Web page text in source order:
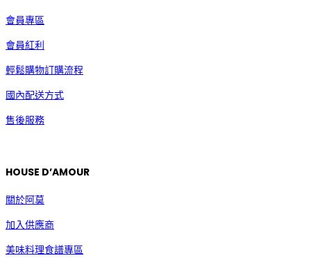
會員專區
會員紅利
輕鬆購物訂購流程
國內配送方式
售後服務
HOUSE D’AMOUR
關於阿莫
加入供應商
美味料理食譜專區